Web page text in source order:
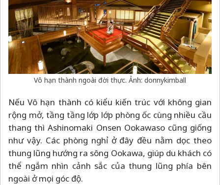
Vô hạn thành ngoài đời thực. Ảnh: donnykimball
Nếu Vô hạn thành có kiểu kiến trúc với không gian
rộng mở, tầng tầng lớp lớp phòng ốc cùng nhiều cầu
thang thì Ashinomaki Onsen Ookawaso cũng giống
như vậy. Các phòng nghỉ ở đây đều nằm dọc theo
thung lũng hướng ra sông Ookawa, giúp du khách có
thể ngắm nhìn cảnh sắc của thung lũng phía bên
ngoài ở mọi góc độ.